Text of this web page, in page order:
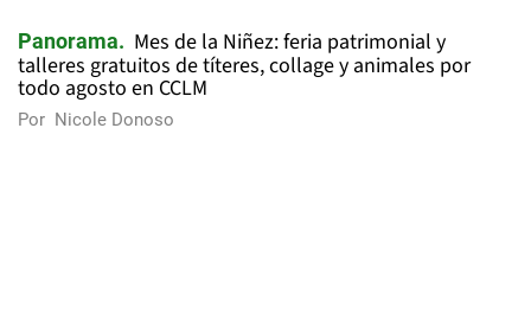
Panorama
Mes de la Niñez: feria patrimonial y
talleres gratuitos de títeres, collage y animales por
todo agosto en CCLM
Por Nicole Donoso